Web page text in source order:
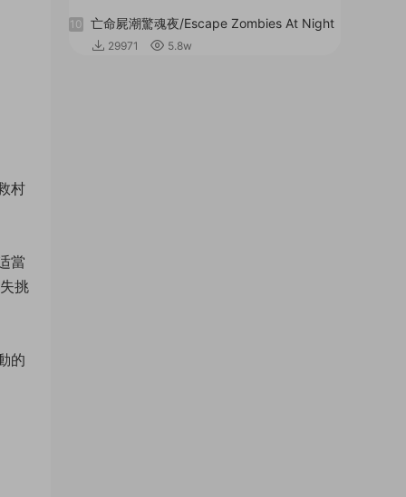
村
當
挑
的
10 亡命屍潮驚魂夜/Escape Zombies At Night
29971 5.8w